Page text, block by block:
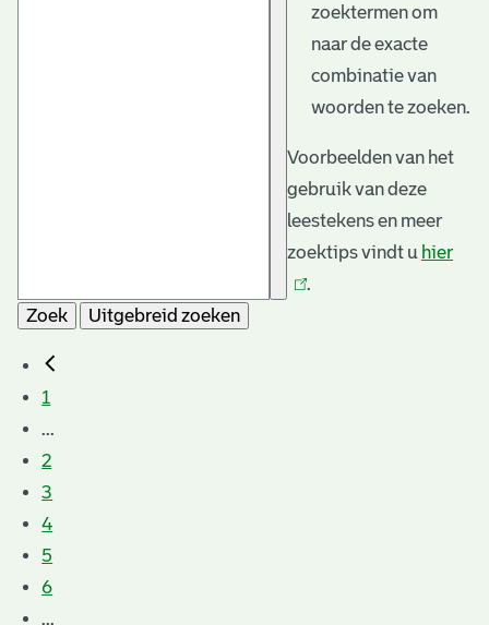
zoektermen om
naar de exacte
combinatie van
woorden te zoeken.
Voorbeelden van het
gebruik van deze
leestekens en meer
zoektips vindt u hier
.
Zoek
Uitgebreid zoeken
1
...
2
3
4
5
6
...